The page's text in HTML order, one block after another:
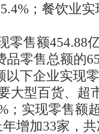
；餐饮业实
零售额454.88
品零售总额的
以下企业实现
大型百货、超
；实现零售额
增加33家，